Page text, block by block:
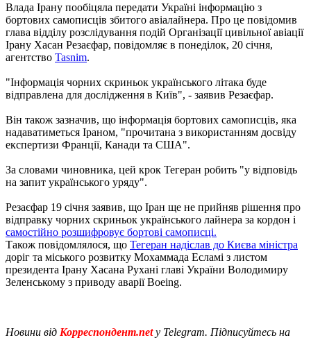
Влада Ірану пообіцяла передати Україні інформацію з
бортових самописців збитого авіалайнера. Про це повідомив
глава відділу розслідування подій Організації цивільної авіації
Ірану Хасан Резаєфар, повідомляє в понеділок, 20 січня,
агентство Tasnim.
"Інформація чорних скриньок українського літака буде
відправлена ​​для дослідження в Київ", - заявив Резаєфар.
Він також зазначив, що інформація бортових самописців, яка
надаватиметься Іраном, "прочитана з використанням досвіду
експертизи Франції, Канади та США".
За словами чиновника, цей крок Тегеран робить "у відповідь
на запит українського уряду".
Резаєфар 19 січня заявив, що Іран ще не прийняв рішення про
відправку чорних скриньок українського лайнера за кордон і
самостійно розшифровує бортові самописці.
Також повідомлялося, що Тегеран надіслав до Києва міністра
доріг та міського розвитку Мохаммада Есламі з листом
президента Ірану Хасана Рухані главі України Володимиру
Зеленському з приводу аварії Boeing.
Новини від Корреспондент.net у Telegram. Підписуйтесь на